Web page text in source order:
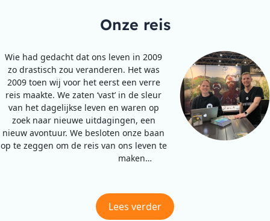
Onze reis
Wie had gedacht dat ons leven in 2009
zo drastisch zou veranderen. Het was
2009 toen wij voor het eerst een verre
reis maakte. We zaten ‘vast’ in de sleur
van het dagelijkse leven en waren op
zoek naar nieuwe uitdagingen, een
nieuw avontuur. We besloten onze baan
op te zeggen om de reis van ons leven te
maken…
Lees verder